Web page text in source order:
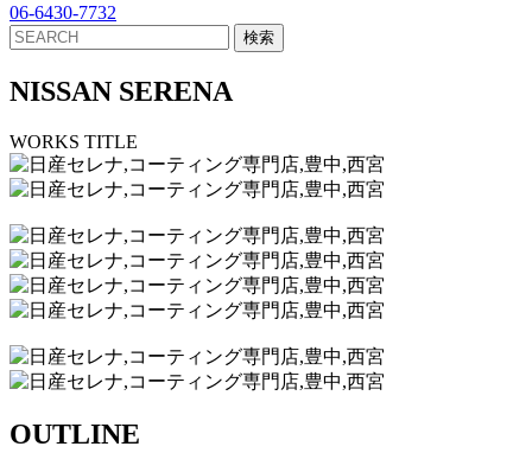
06-6430-7732
NISSAN SERENA
WORKS TITLE
OUTLINE